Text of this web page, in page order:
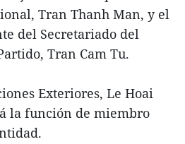
Tran Thanh Man, y el
del Secretariado del
Tran Cam Tu.
Exteriores, Le Hoai
la función de miembro